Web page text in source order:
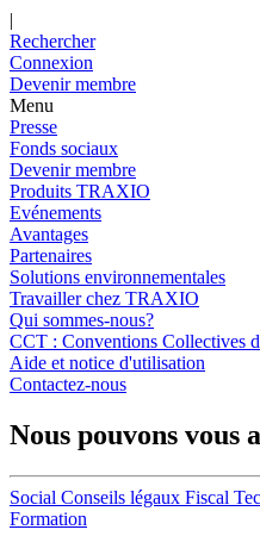
|
Rechercher
Connexion
Devenir membre
Menu
Presse
Fonds sociaux
Devenir membre
Produits TRAXIO
Evénements
Avantages
Partenaires
Solutions environnementales
Travailler chez TRAXIO
Qui sommes-nous?
CCT : Conventions Collectives
Aide et notice d'utilisation
Contactez-nous
Nous pouvons vous
Social Conseils légaux Fiscal
Formation